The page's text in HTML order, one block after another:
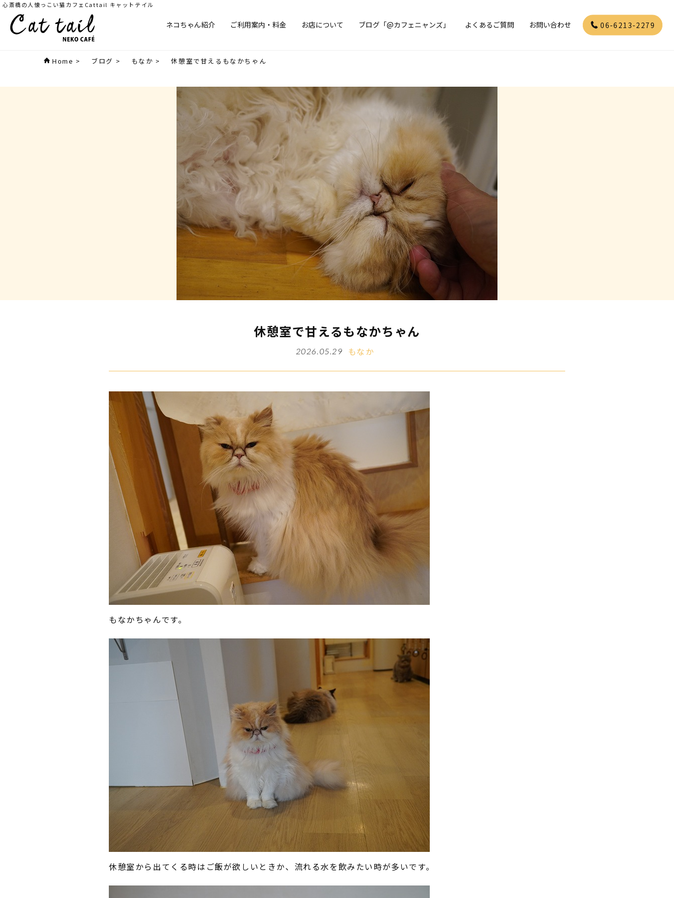
心斎橋の人懐っこい猫カフェCattail キャットテイル
ネコちゃん紹介 ご利用案内・料金 お店について ブログ「@カフェニャンズ」 よくあるご質問 お問い合わせ 06-6213-2279
Home > ブログ > もなか > 休憩室で甘えるもなかちゃん
休憩室で甘えるもなかちゃん
2026.05.29 もなか
もなかちゃんです。
休憩室から出てくる時はご飯が欲しいときか、流れる水を飲みたい時が多いです。